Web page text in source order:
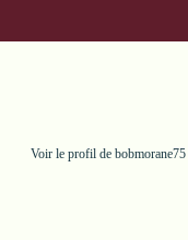
Voir le profil de bobmorane75